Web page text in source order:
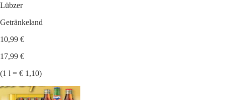
Lübzer
Getränkeland
10,99 €
17,99 €
(1 l = € 1,10)